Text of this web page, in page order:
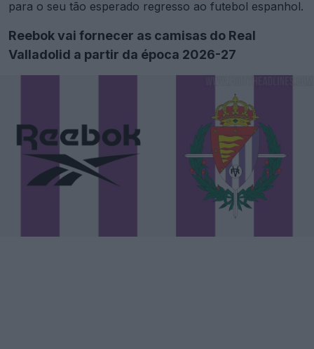
para o seu tão esperado regresso ao futebol espanhol.
Reebok vai fornecer as camisas do Real
Valladolid a partir da época 2026-27